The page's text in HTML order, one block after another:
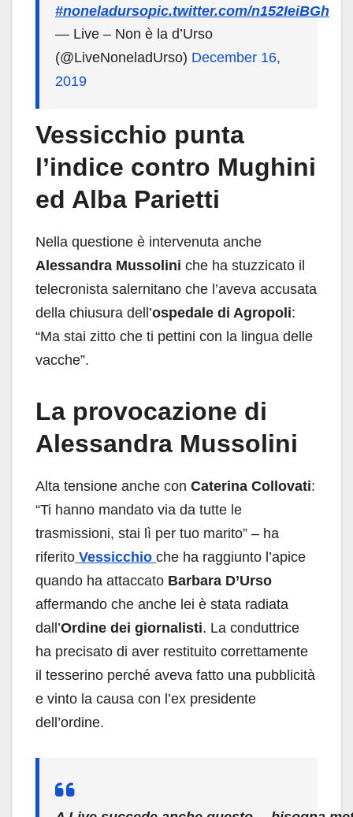
#noneladursopic.twitter.com/n152IeiBGh
— Live – Non è la d’Urso
(@LiveNoneladUrso) December 16,
2019
Vessicchio punta
l’indice contro Mughini
ed Alba Parietti
Nella questione è intervenuta anche
Alessandra Mussolini che ha stuzzicato il
telecronista salernitano che l’aveva accusata
della chiusura dell’ospedale di Agropoli:
“Ma stai zitto che ti pettini con la lingua delle
vacche”.
La provocazione di
Alessandra Mussolini
Alta tensione anche con Caterina Collovati:
“Ti hanno mandato via da tutte le
trasmissioni, stai lì per tuo marito” – ha
riferito Vessicchio che ha raggiunto l’apice
quando ha attaccato Barbara D’Urso
affermando che anche lei è stata radiata
dall’Ordine dei giornalisti. La conduttrice
ha precisato di aver restituito correttamente
il tesserino perché aveva fatto una pubblicità
e vinto la causa con l’ex presidente
dell’ordine.